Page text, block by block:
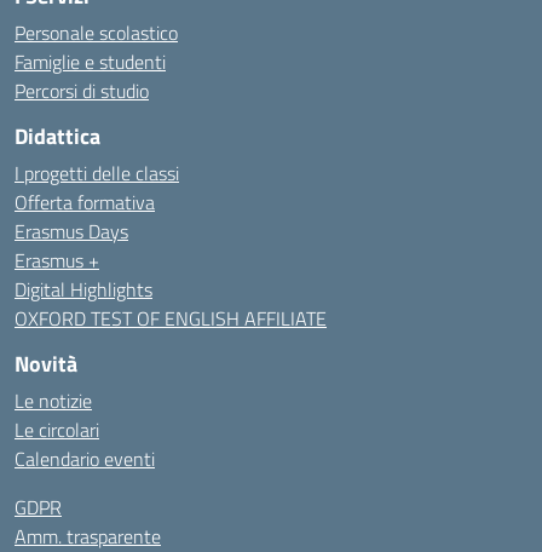
Personale scolastico
Famiglie e studenti
Percorsi di studio
Didattica
I progetti delle classi
Offerta formativa
Erasmus Days
Erasmus +
Digital Highlights
OXFORD TEST OF ENGLISH AFFILIATE
Novità
Le notizie
Le circolari
Calendario eventi
GDPR
Amm. trasparente